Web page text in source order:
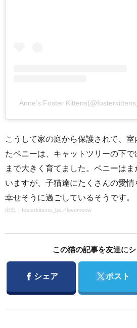
Anne’s Foster
こうして家の庭から保護されて、
たペニーは、キャットツリーの下で
まで大きく育てました。ペニーは
いますが、子猫達にたくさんの愛
幸せそうに過ごしているそうです。
出典： fosterkittens_be ／ lovemeow
この猫の記事を友達に
Facebook
シェア Twitter
ポスト